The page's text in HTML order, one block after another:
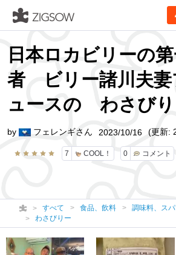
日本ロカビリーの
者 ビリー諸川夫妻
ュースの わさび
7 COOL！ 0 コメント
by フェレンギさん 2023/10/16 (更新:
すべて 食品、飲料 調味料、ス
わさびりー